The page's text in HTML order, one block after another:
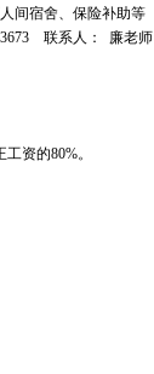
保险补助等
联系人： 廉老师
工资的80%。